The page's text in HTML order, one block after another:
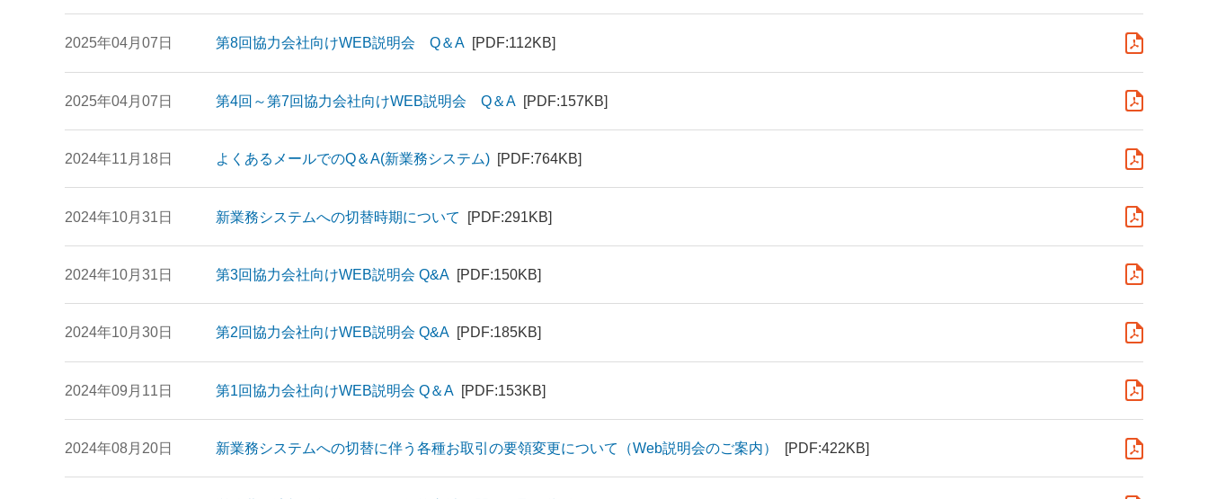
2025年04月07日 第8回協力会社向けWEB説明会 Q＆A [PDF:112KB]
2025年04月07日 第4回～第7回協力会社向けWEB説明会 Q＆A [PDF:157KB]
2024年11月18日 よくあるメールでのQ＆A(新業務システム) [PDF:764KB]
2024年10月31日 新業務システムへの切替時期について [PDF:291KB]
2024年10月31日 第3回協力会社向けWEB説明会 Q&A [PDF:150KB]
2024年10月30日 第2回協力会社向けWEB説明会 Q&A [PDF:185KB]
2024年09月11日 第1回協力会社向けWEB説明会 Q＆A [PDF:153KB]
2024年08月20日 新業務システムへの切替に伴う各種お取引の要領変更について（Web説明会のご案内） [PDF:422KB]